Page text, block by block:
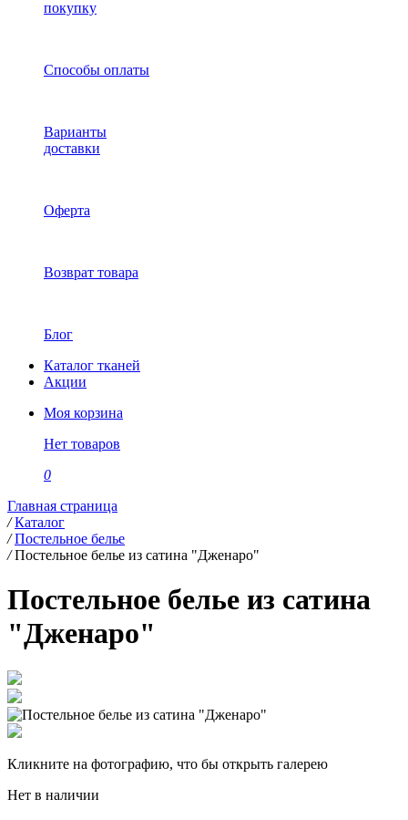
покупку
Способы оплаты
Варианты
доставки
Оферта
Возврат товара
Блог
Каталог тканей
Акции
Моя корзина
Нет товаров
0
Главная страница
/ Каталог
/ Постельное белье
/ Постельное белье из сатина "Дженаро"
Постельное белье из сатина
"Дженаро"
Кликните на фотографию, что бы открыть галерею
Нет в наличии